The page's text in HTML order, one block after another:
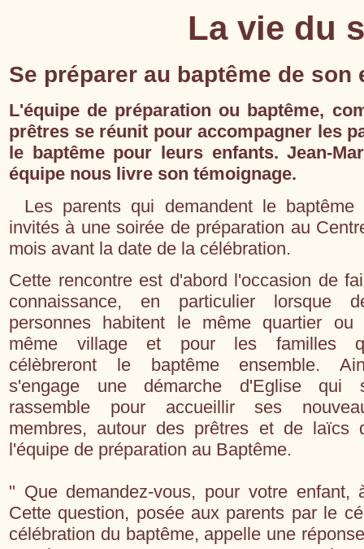
La vie du
Se préparer au baptême de son
L'équipe de préparation ou baptême,
prêtres se réunit pour accompagner les
le baptême pour leurs enfants. Jean-
équipe nous livre son témoignage.
Les parents qui demandent le
invités à une soirée de préparation au
mois avant la date de la célébration.
Cette rencontre est d'abord l'occasion de
connaissance, en particulier lorsque
personnes habitent le même quartier ou
même village et pour les familles
célèbreront le baptême ensemble.
s'engage une démarche d'Eglise qui
rassemble pour accueillir ses
membres, autour des prêtres et de laïcs
l'équipe de préparation au Baptême.
" Que demandez-vous, pour votre
Cette question, posée aux parents par le
célébration du baptême, appelle une